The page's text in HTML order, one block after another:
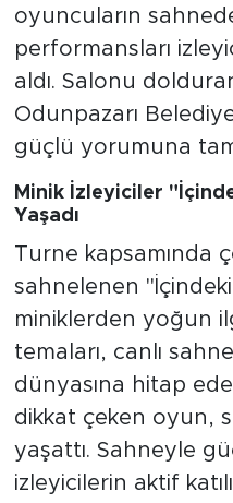
oyuncuların
performansları
aldı. Salonu
Odunpazarı
güçlü yorumuna
Minik İzleyiciler
Yaşadı
Turne kapsamında
sahnelenen
miniklerden yoğun
temaları, canlı
dünyasına hitap
dikkat çeken oyun,
yaşattı. Sahneyle
izleyicilerin aktif